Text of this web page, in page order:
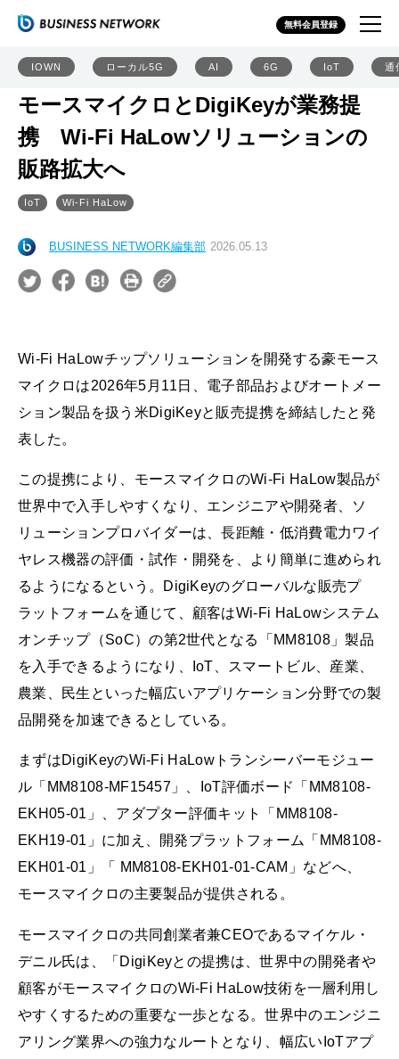
無料会員登録
IOWN ローカル5G AI 6G IoT 通
モースマイクロとDigiKeyが業務提
携 Wi-Fi HaLowソリューションの
販路拡大へ
IoT Wi-Fi HaLow
BUSINESS NETWORK編集部 2026.05.13
Wi‑Fi HaLowチップソリューションを開発する豪モース
マイクロは2026年5月11日、電子部品およびオートメー
ション製品を扱う米DigiKeyと販売提携を締結したと発
表した。
この提携により、モースマイクロのWi‑Fi HaLow製品が
世界中で入手しやすくなり、エンジニアや開発者、ソ
リューションプロバイダーは、長距離・低消費電力ワイ
ヤレス機器の評価・試作・開発を、より簡単に進められ
るようになるという。DigiKeyのグローバルな販売プ
ラットフォームを通じて、顧客はWi-Fi HaLowシステム
オンチップ（SoC）の第2世代となる「MM8108」製品
を入手できるようになり、IoT、スマートビル、産業、
農業、民生といった幅広いアプリケーション分野での製
品開発を加速できるとしている。
まずはDigiKeyのWi‑Fi HaLowトランシーバーモジュー
ル「MM8108-MF15457」、IoT評価ボード「MM8108-
EKH05-01」、アダプター評価キット「MM8108-
EKH19-01」に加え、開発プラットフォーム「MM8108-
EKH01-01」「 MM8108-EKH01-01-CAM」などへ、
モースマイクロの主要製品が提供される。
モースマイクロの共同創業者兼CEOであるマイケル・
デニル氏は、「DigiKeyとの提携は、世界中の開発者や
顧客がモースマイクロのWi-Fi HaLow技術を一層利用し
やすくするための重要な一歩となる。世界中のエンジニ
アリング業界への強力なルートとなり、幅広いIoTアプ